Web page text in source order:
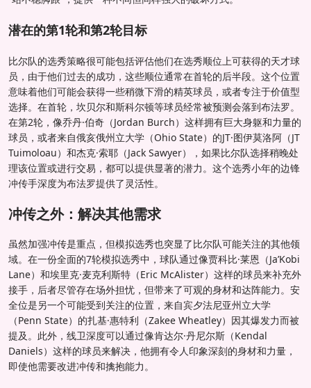
潜在的第1轮和第2轮目标
比尔队的选秀策略很可能包括评估他们在选秀顺位上可获得的天才球
员，由于他们过去的成功，这些顺位通常在首轮的后半段。这个位置
意味着他们可能会获得一些稍微下滑的精英球员，或者专注于价值型
选择。在首轮，坎贝尔和斯科尔顿等球员经常被预测会落到布法罗。
在第2轮，像乔丹·伯奇（Jordan Burch）这样拥有巨大身躯和力量的
球员，或者来自俄亥俄州立大学（Ohio State）的JT·图伊莫洛阿（JT
Tuimoloau）和杰克·索耶（Jack Sawyer），如果比尔队选择稍晚处
理该位置或进行交易，都可以提供显著的潜力。这个选秀小年的边锋
冲传手深度为布法罗提供了灵活性。
冲传之外：解决其他需求
虽然加强冲传是重点，但模拟选秀也突显了比尔队可能关注的其他领
域。在一份全面的7轮模拟选秀中，球队通过像贾科比·莱恩（Ja’Kobi
Lane）和埃里克·麦克利斯特（Eric McAlister）这样的球员来补充外
接手，后者尽管存在场外担忧，但带来了可观的身材和达阵能力。安
全位是另一个可能受到关注的位置，来自宾夕法尼亚州立大学
（Penn State）的扎基·惠特利（Zakee Wheatley）因其爆发力而被
提及。此外，线卫深度可以通过像肯达尔·丹尼尔斯（Kendal
Daniels）这样的球员来解决，他拥有令人印象深刻的身材和力量，
即使他需要改进冲传和擒抱能力。